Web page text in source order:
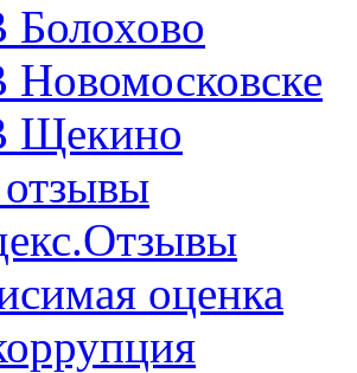
Болохово
Новомосковске
Щекино
оценка